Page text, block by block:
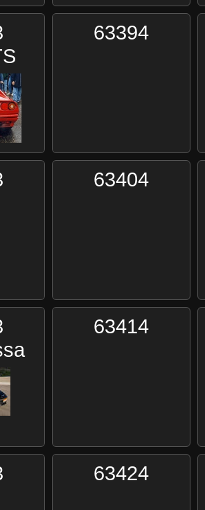
63394
63404
63414
63424